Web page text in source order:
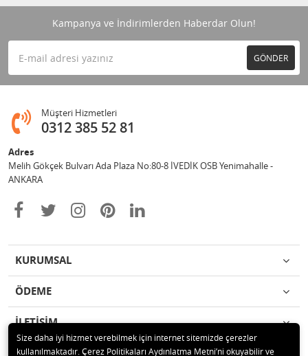
Kampanya ve İndirimlerden Haberdar Olun!
GÖNDER
Müşteri Hizmetleri
0312 385 52 81
Adres
Melih Gökçek Bulvarı Ada Plaza No:80-8 İVEDİK OSB Yenimahalle -
ANKARA
KURUMSAL
ÖDEME
İLETİŞİM
Size daha iyi hizmet verebilmek için internet sitemizde çerezler
kullanılmaktadır. Çerez Politikaları Aydınlatma Metni’ni okuyabilir ve